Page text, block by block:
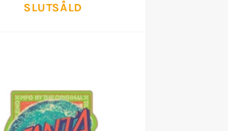
SLUTSÅLD